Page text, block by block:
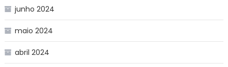
junho 2024
maio 2024
abril 2024